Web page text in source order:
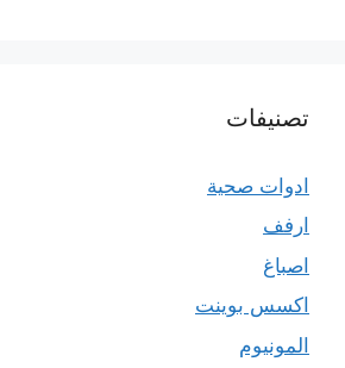
تصنيفات
ادوات صحية
ارفف
اصباغ
اكسس بوينت
المونيوم